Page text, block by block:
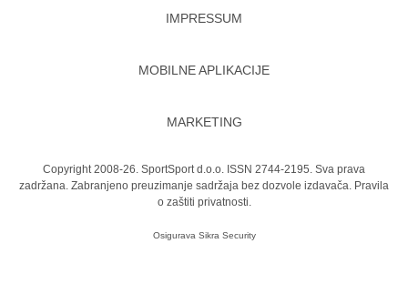
IMPRESSUM
MOBILNE APLIKACIJE
MARKETING
Copyright 2008-26. SportSport d.o.o. ISSN 2744-2195. Sva prava
zadržana. Zabranjeno preuzimanje sadržaja bez dozvole izdavača. Pravila
o zaštiti privatnosti.
Osigurava Sikra Security